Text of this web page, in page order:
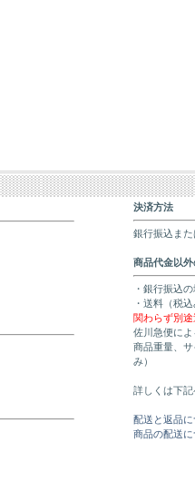
決済方法
銀行振込ま
商品代金以
・銀行振込
・送料（税
関わらず別途
佐川急便によ
商品重量、
み）
詳しくは下記
配送と返品に
商品の配送に